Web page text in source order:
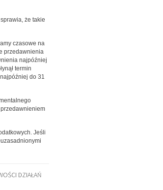
że takie
czasowe na
przedawnienia
najpóźniej
termin
do 31
Jeśli
DZIAŁAŃ